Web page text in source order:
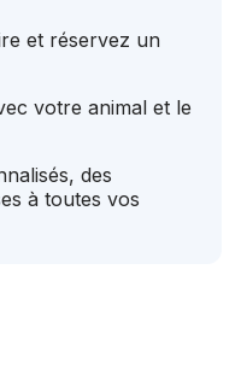
et réservez un
votre animal et le
des
à toutes vos